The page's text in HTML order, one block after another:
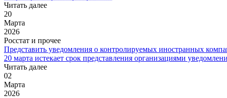
Читать далее
20
Марта
2026
Росстат и прочее
Представить уведомления о контролируемых иностранных
20 марта истекает срок представления организациями
Читать далее
02
Марта
2026